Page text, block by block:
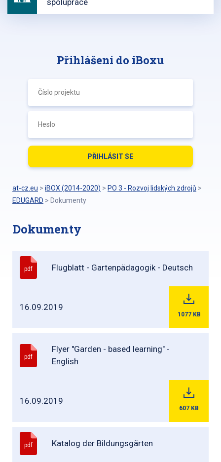
spolupráce
Přihlášení do iBoxu
at-cz.eu > iBOX (2014-2020) > PO 3 - Rozvoj lidských zdrojů >
EDUGARD > Dokumenty
Dokumenty
pdf Flugblatt - Gartenpädagogik - Deutsch
16.09.2019
1077 KB
pdf
Flyer "Garden - based learning" -
English
16.09.2019
607 KB
pdf Katalog der Bildungsgärten